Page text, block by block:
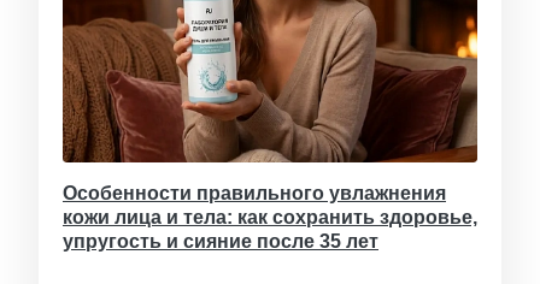
Особенности правильного увлажнения
кожи лица и тела: как сохранить здоровье,
упругость и сияние после 35 лет